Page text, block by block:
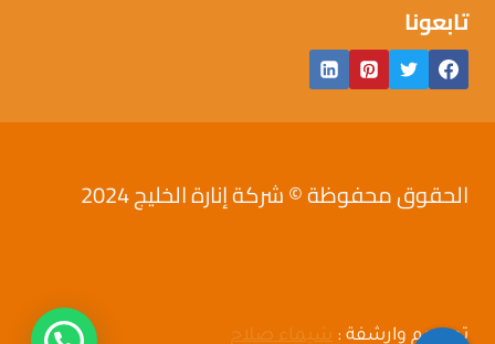
تابعونا
الحقوق محفوظة © شركة إنارة الخليج 2024
تصميم وارشفة : شيماء صلاح